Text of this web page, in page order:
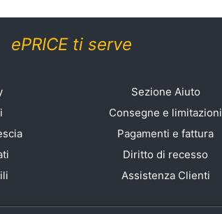
ePRICE ti serve
Sezione Aiuto
Consegne e limitazioni
Pagamenti e fattura
Diritto di recesso
Assistenza Clienti